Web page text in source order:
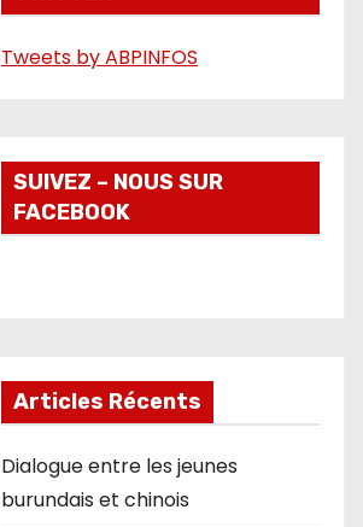
o
Tweets by ABPINFOS
SUIVEZ – NOUS SUR
FACEBOOK
Articles Récents
Dialogue entre les jeunes
burundais et chinois